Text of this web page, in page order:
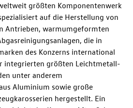
größten Komponentenwerk
auf die Herstellung von
Antrieben, warmumgeformten
die in
des Konzerns international
integrierten größten Leichtmetall-
unter anderem
Aluminium sowie große
hergestellt. Ein